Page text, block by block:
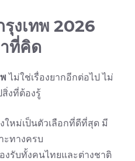
งเทพ 2026
ที่คิด
ไม่ใช่เรื่องยากอีกต่อไป ไม่
งที่ต้องรู้
ใหม่เป็นตัวเลือกที่ดีที่สุด มี
ะทางครบ
งรับทั้งคนไทยและต่างชาติ